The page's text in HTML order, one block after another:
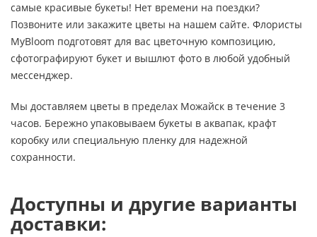
самые красивые букеты! Нет времени на поездки?
Позвоните или закажите цветы на нашем сайте. Флористы
MyBloom подготовят для вас цветочную композицию,
сфотографируют букет и вышлют фото в любой удобный
мессенджер.
Мы доставляем цветы в пределах Можайск в течение 3
часов. Бережно упаковываем букеты в аквапак, крафт
коробку или специальную пленку для надежной
сохранности.
Доступны и другие варианты
доставки: